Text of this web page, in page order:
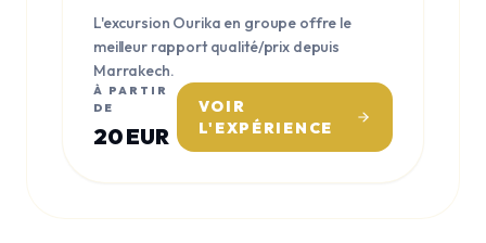
L'excursion Ourika en groupe offre le
meilleur rapport qualité/prix depuis
Marrakech.
À PARTIR
DE
20 EUR
VOIR
L'EXPÉRIENCE